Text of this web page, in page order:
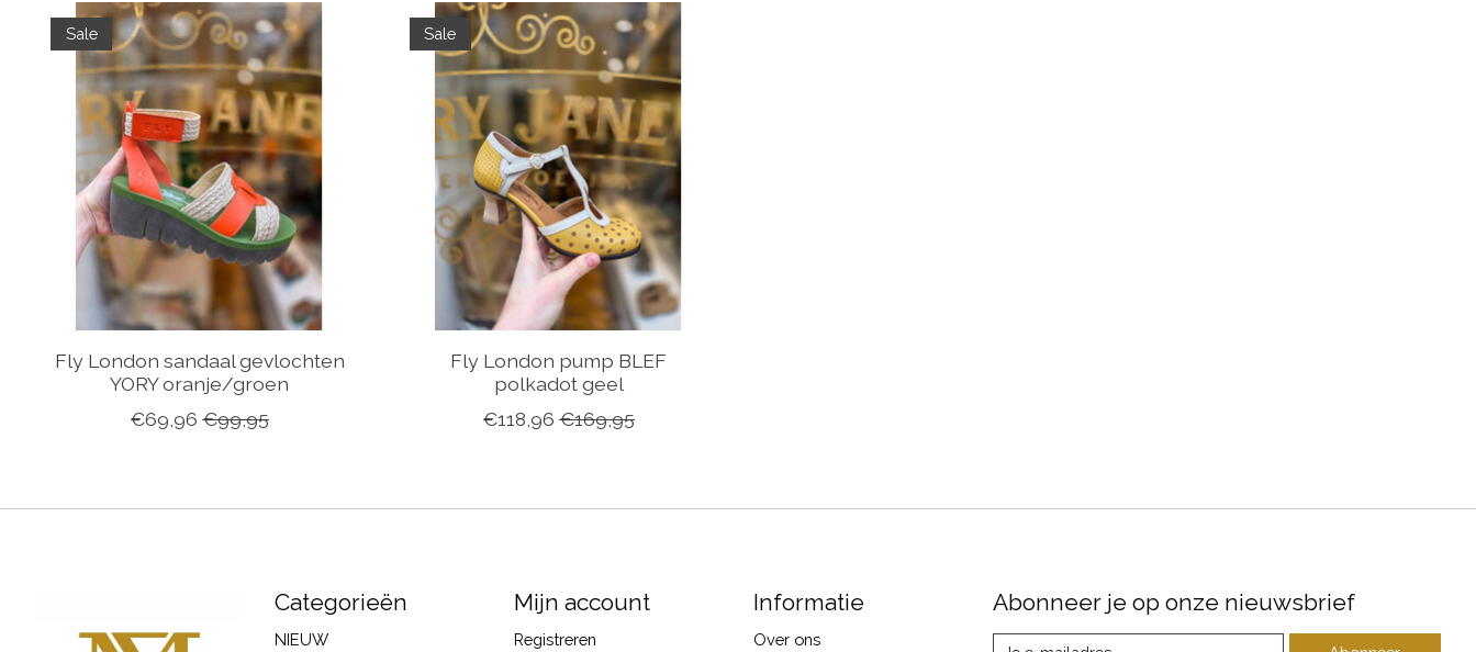
Items van productcarrousel
Sale
Fly London sandaal gevlochten
YORY oranje/groen
€69,96 €99,95
Sale
Fly London pump BLEF
polkadot geel
€118,96 €169,95
Categorieën
NIEUW
Mijn account
Registreren
Informatie
Over ons
Abonneer je op onze nieuwsbrief